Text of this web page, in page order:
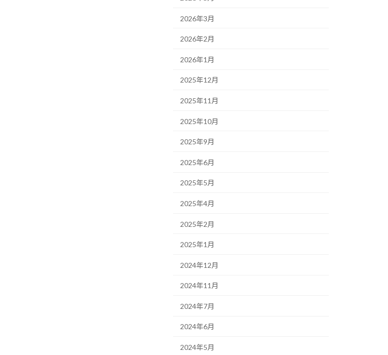
2026年3月
2026年2月
2026年1月
2025年12月
2025年11月
2025年10月
2025年9月
2025年6月
2025年5月
2025年4月
2025年2月
2025年1月
2024年12月
2024年11月
2024年7月
2024年6月
2024年5月